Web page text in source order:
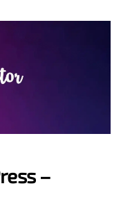
–